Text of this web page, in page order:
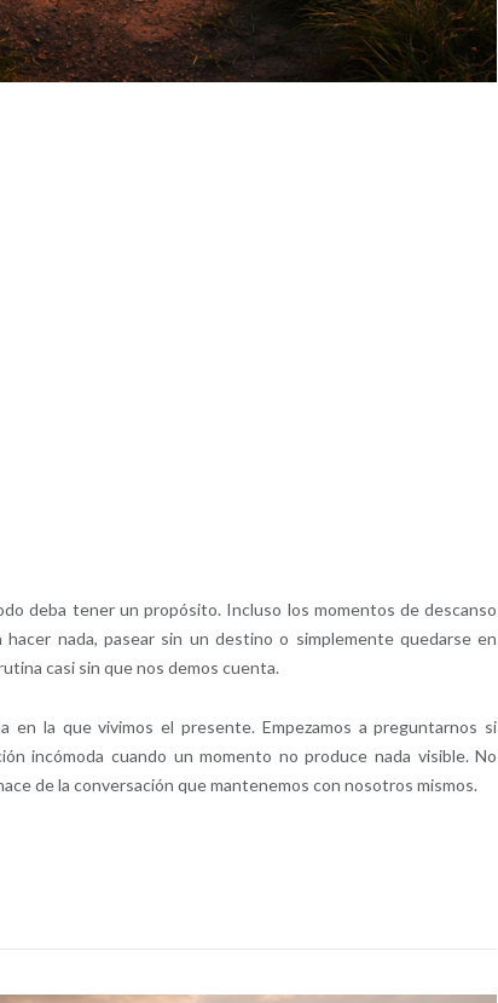
deba tener un propósito. Incluso los momentos de descanso
nada, pasear sin un destino o simplemente quedarse en
casi sin que nos demos cuenta.
en la que vivimos el presente. Empezamos a preguntarnos si
incómoda cuando un momento no produce nada visible. No
de la conversación que mantenemos con nosotros mismos.